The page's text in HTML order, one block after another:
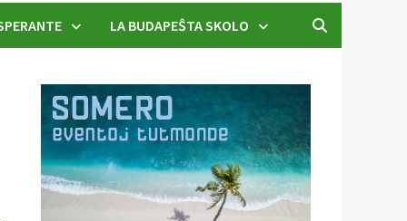
LA BUDAPEŜTA SKOLO